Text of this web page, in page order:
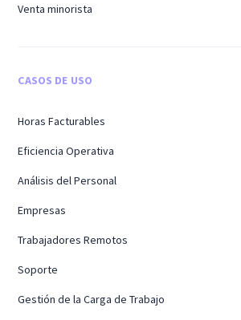
Venta minorista
CASOS DE USO
Horas Facturables
Eficiencia Operativa
Análisis del Personal
Empresas
Trabajadores Remotos
Soporte
Gestión de la Carga de Trabajo